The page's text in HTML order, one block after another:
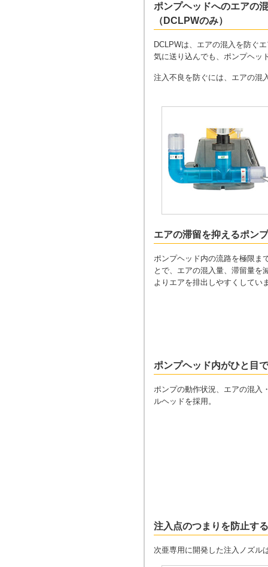
ポンプヘッドへのエアの
（DCLPWのみ）
DCLPWは、エアの混入を防ぐ
気に送り込んでも、ポンプヘッ
注入不良を防ぐには、エアの混
エアの滞留を抑えるポン
ポンプヘッド内の流路を極限ま
とで、エアの混入量、滞留量を
よりエアを排出しやすくしてい
ポンプヘッド内がひと目
ポンプの動作状況、エアの混入
ルヘッドを採用。
注入点のつまりを防止す
次亜専用に開発した注入ノズル